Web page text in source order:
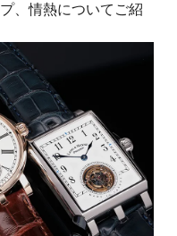
、情熱についてご紹